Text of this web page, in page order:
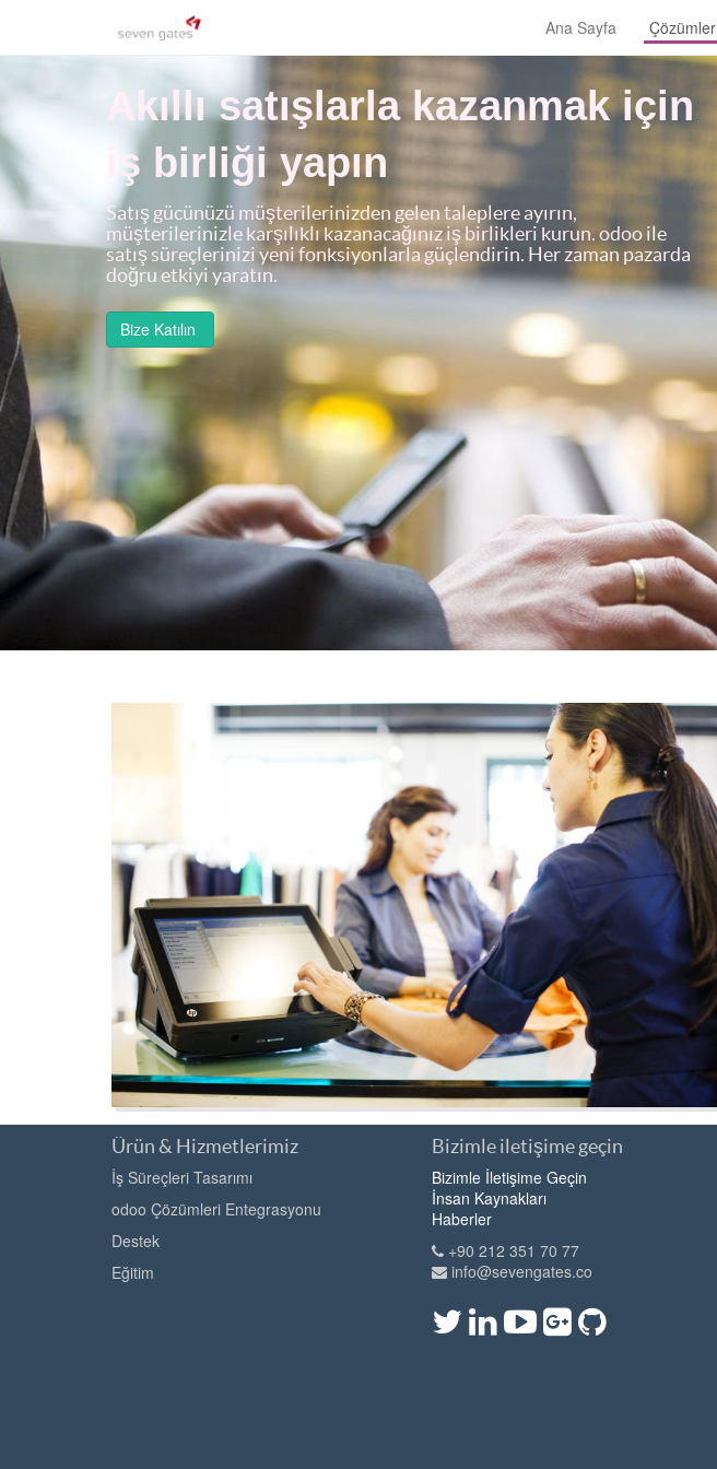
Ana Sayfa Çözümler
Akıllı satışlarla kazanmak için
iş birliği yapın
Satış gücünüzü müşterilerinizden gelen taleplere ayırın,
müşterilerinizle karşılıklı kazanacağınız iş birlikleri kurun. odoo ile
satış süreçlerinizi yeni fonksiyonlarla güçlendirin. Her zaman pazarda
doğru etkiyi yaratın.
Bize Katılın
Ürün & Hizmetlerimiz
İş Süreçleri Tasarımı
odoo Çözümleri Entegrasyonu
Destek
Eğitim
Bizimle iletişime geçin
Bizimle İletişime Geçin
İnsan Kaynakları
Haberler
+90 212 351 70 77
info@sevengates.co